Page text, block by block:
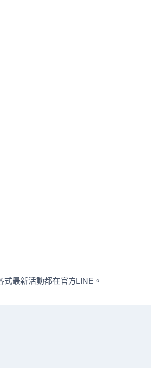
最新活動都在官方LINE。